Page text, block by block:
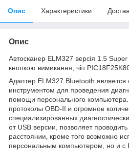
Опис Характеристики
Опис
Автосканер ELM327 версія 1.5
кнопкою вимикання, чіп
Адаптер ELM327 Bluetooth
инструментом для проведения
помощи персонального
протоколы OBD-II и огромное
специализированных
от USB версии, позволяет проводить
расстоянии, кроме того возможно
персональным компьютером, но и